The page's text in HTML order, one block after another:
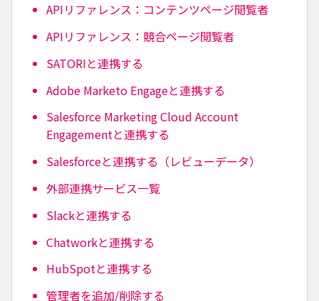
APIリファレンス：コンテンツページ閲覧者
APIリファレンス：競合ページ閲覧者
SATORIと連携する
Adobe Marketo Engageと連携する
Salesforce Marketing Cloud Account
Engagementと連携する
Salesforceと連携する（レビューデータ）
外部連携サービス一覧
Slackと連携する
Chatworkと連携する
HubSpotと連携する
管理者を追加/削除する